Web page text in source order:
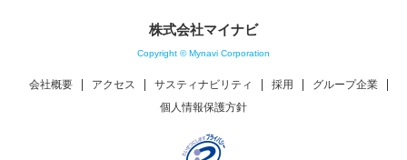
株式会社マイナビ
Copyright © Mynavi Corporation
会社概要 アクセス サスティナビリティ 採用
グループ企業
個人情報保護方針